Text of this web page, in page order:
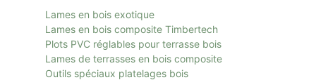
Lames en bois exotique
Lames en bois composite Timbertech
Plots PVC réglables pour terrasse bois
Lames de terrasses en bois composite
Outils spéciaux platelages bois